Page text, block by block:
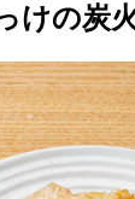
けの炭